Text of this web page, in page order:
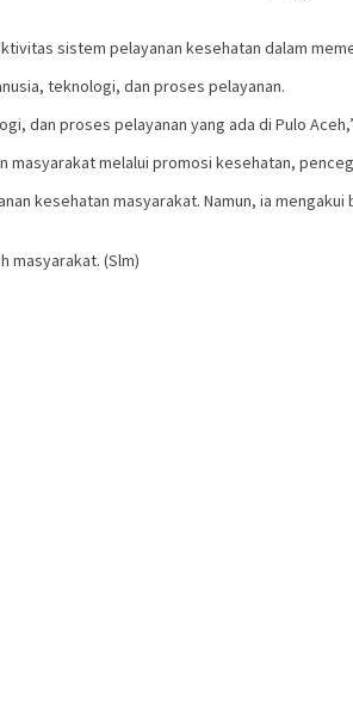
sistem pelayanan kesehatan dalam
teknologi, dan proses pelayanan.
dan proses pelayanan yang ada di Pulo
melalui promosi kesehatan,
kesehatan masyarakat. Namun, ia
masyarakat. (Slm)